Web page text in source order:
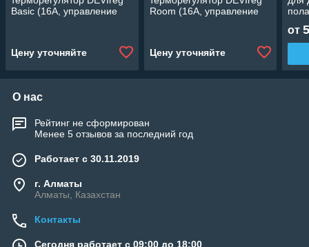
Basic (16А, управление
Цену уточняйте
Room (16А, управление
Цену уточняйте
от
О нас
Рейтинг не сформирован
Менее 5 отзывов за последний год
Работает с 30.11.2019
г. Алматы
Алматы, Казахстан
Контакты
Сегодня работает с 09:00 до 18:00